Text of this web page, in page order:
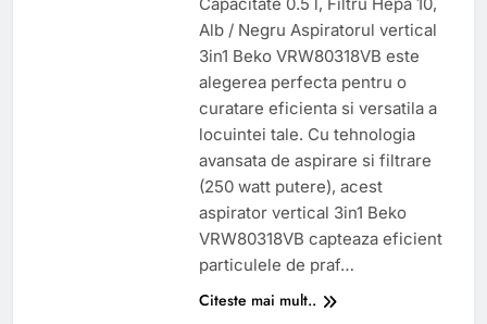
Alb / Negru Aspiratorul vertical
3in1 Beko VRW80318VB este
alegerea perfecta pentru o
curatare eficienta si versatila a
locuintei tale. Cu tehnologia
avansata de aspirare si filtrare
(250 watt putere), acest
aspirator vertical 3in1 Beko
VRW80318VB capteaza eficient
particulele de praf…
Citeste mai mult..